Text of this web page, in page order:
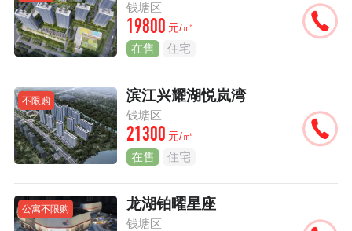
钱塘区
19800 元/㎡
在售 住宅
不限购 滨江兴耀湖悦岚湾
钱塘区
21300 元/㎡
在售 住宅
公寓不限购 龙湖铂曜星座
钱塘区